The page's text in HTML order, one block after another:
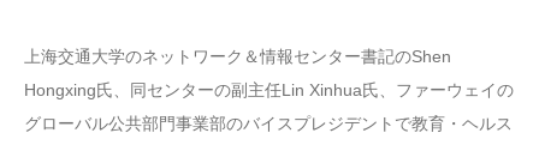
上海交通大学のネットワーク＆情報センター書記のShen
Hongxing氏、同センターの副主任Lin Xinhua氏、ファーウェイの
グローバル公共部門事業部のバイスプレジデントで教育・ヘルス